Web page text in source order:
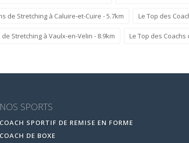
de Stretching à Caluire-et-Cuire - 5.7km Le Top des
Stretching à Vaulx-en-Velin - 8.9km Le Top des Coachs
NOS SPORTS
COACH SPORTIF DE REMISE EN FORME
COACH DE BOXE